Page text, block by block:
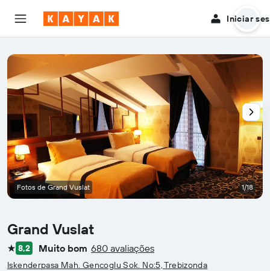
Iniciar
Grand Vuslat
1 estrela
8,2 Muito bom 680 avaliações
Iskenderpasa Mah. Gencoglu Sok. No:5, Trebizonda
Fotos de Grand Vuslat 1/18